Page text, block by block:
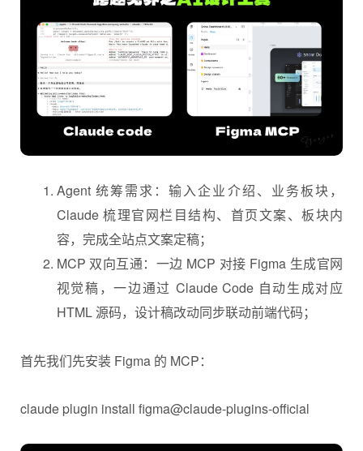
3. SKILLS｜内置技能 / 插件（细分执行手）
封装好的模块化功能包，是落地细碎工作的执行单元，
依附 Agent 调度、依托 MCP 完成落地。
案例一：企业官网设计工作流
在官网设计的案例中，我们会使用 Claude code 终端，
Figma MCP 输出可编辑的设计源文件。